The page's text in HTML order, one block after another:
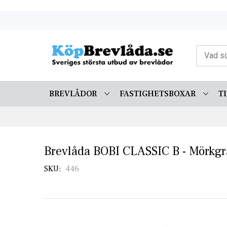
BREVLÅDOR FASTIGHETSBOXAR
Brevlåda BOBI CLASSIC B -
SKU 446